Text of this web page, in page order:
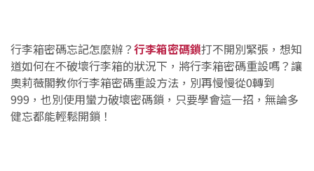
行李箱密碼忘記怎麼辦？行李箱密碼鎖打不開別緊張，想知
道如何在不破壞行李箱的狀況下，將行李箱密碼重設嗎？讓
奧莉薇閣教你行李箱密碼重設方法，別再慢慢從0轉到
999，也別使用蠻力破壞密碼鎖，只要學會這一招，無論多
健忘都能輕鬆開鎖！